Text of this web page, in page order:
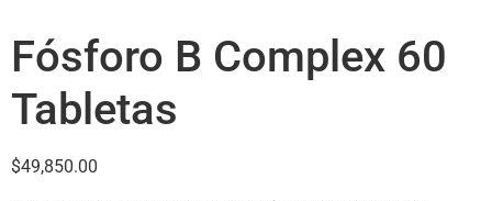
Fósforo B Complex 60
Tabletas
$49,850.00